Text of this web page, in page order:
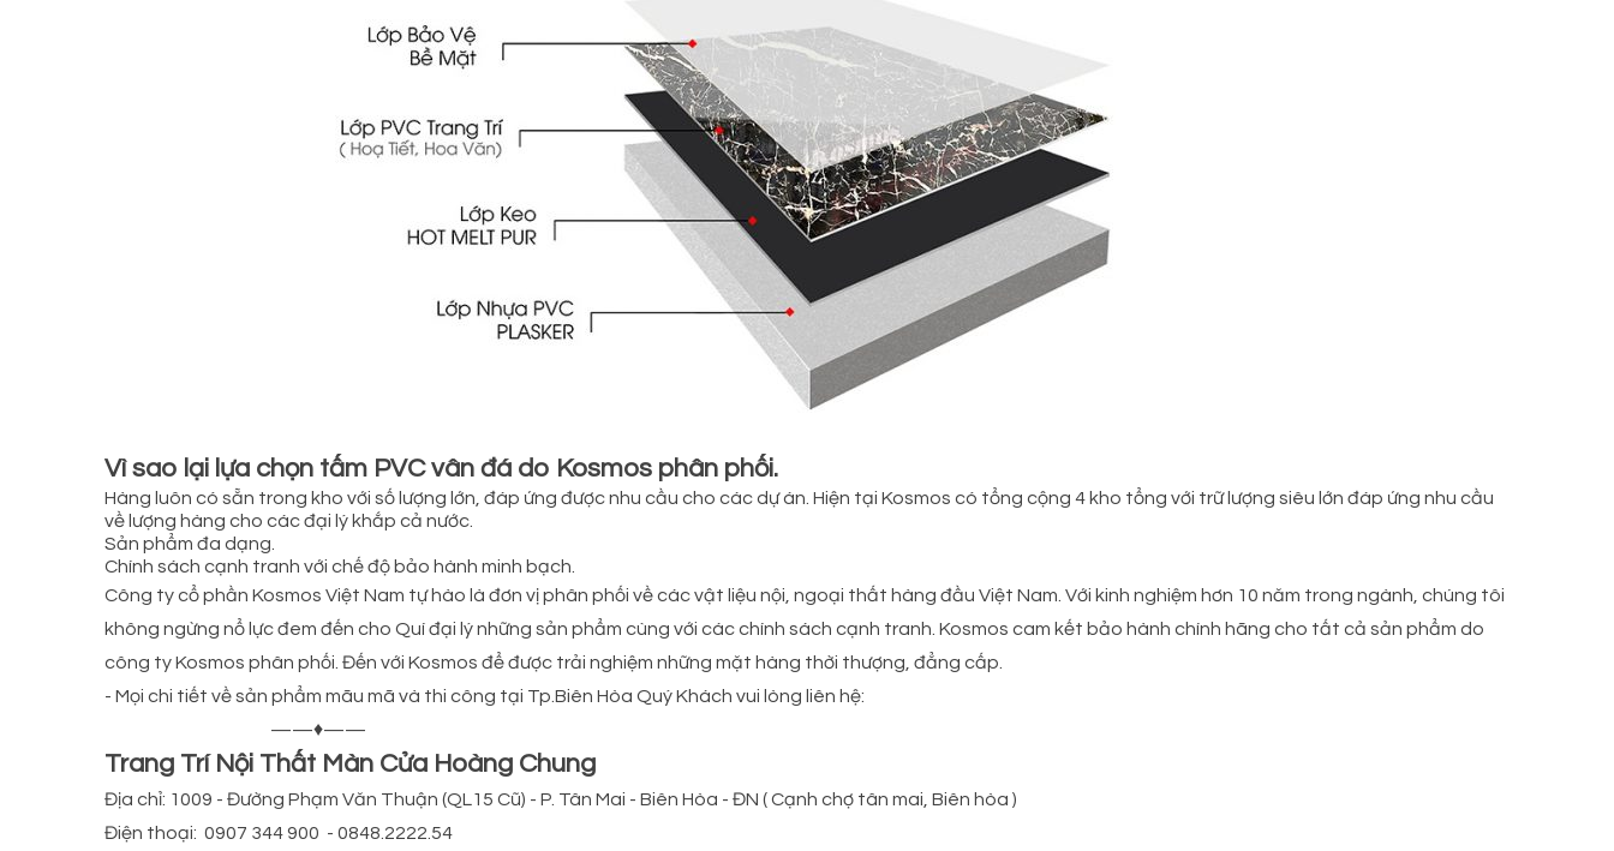
Vì sao lại lựa chọn tấm PVC vân đá do Kosmos phân phối.
Hàng luôn có sẵn trong kho với số lượng lớn, đáp ứng được nhu cầu cho các dự án. Hiện tại Kosmos có tổng cộng 4 kho tổng với trữ lượng siêu lớn đáp ứng nhu cầu
về lượng hàng cho các đại lý khắp cả nước.
Sản phẩm đa dạng.
Chính sách cạnh tranh với chế độ bảo hành minh bạch.
Công ty cổ phần Kosmos Việt Nam tự hào là đơn vị phân phối về các vật liệu nội, ngoại thất hàng đầu Việt Nam. Với kinh nghiệm hơn 10 năm trong ngành, chúng tôi
không ngừng nổ lực đem đến cho Quí đại lý những sản phẩm cùng với các chính sách cạnh tranh. Kosmos cam kết bảo hành chính hãng cho tất cả sản phẩm do
công ty Kosmos phân phối. Đến với Kosmos để được trải nghiệm những mặt hàng thời thượng, đẳng cấp.
- Mọi chi tiết về sản phẩm mãu mã và thi công tại Tp.Biên Hòa Quý Khách vui lòng liên hệ:
——♦——
Trang Trí Nội Thất Màn Cửa Hoàng Chung
Địa chỉ: 1009 - Đường Phạm Văn Thuận (QL15 Cũ) - P. Tân Mai - Biên Hòa - ĐN ( Cạnh chợ tân mai, Biên hòa )
Điện thoại: 0907 344 900 - 0848.2222.54